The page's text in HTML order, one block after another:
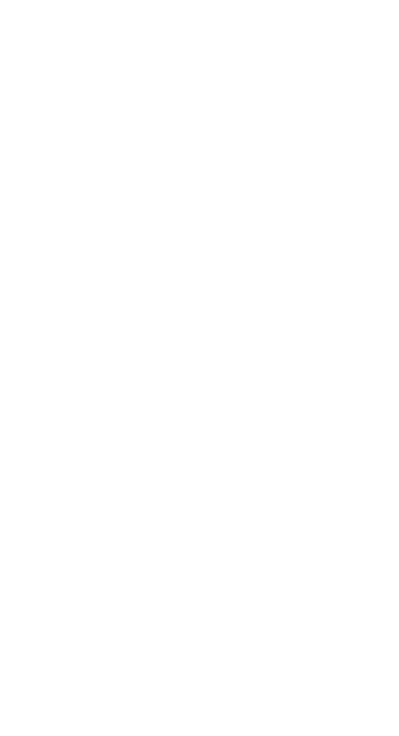
させていただ
了承ください。
き作成されるも
をご了承くださ
御機器販売店・
ようお願いしま
にご登録され
社の共同利用者
とをご了承くだ
です。
1000ppm以下、
下、フタル酸ジブチ
、
ない年数を意
貨物等」とい
要な手段を講じ
通知します。
、取り引きをい